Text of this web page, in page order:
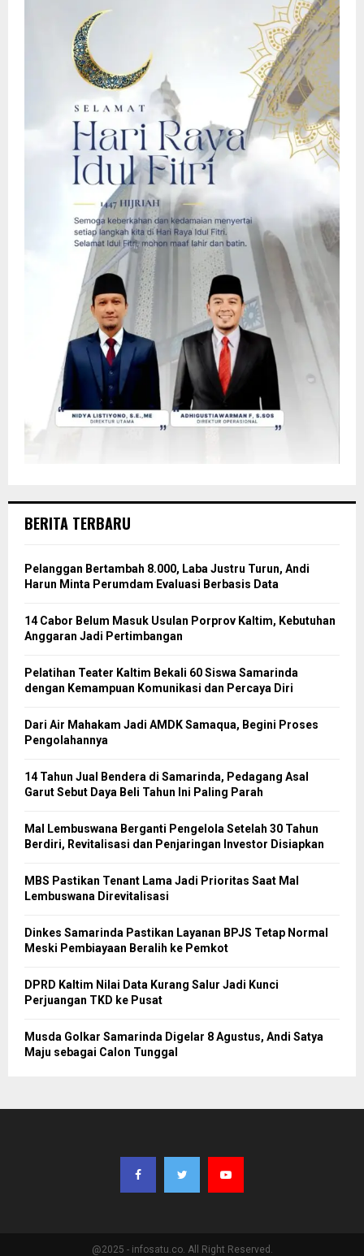
BERITA TERBARU
Pelanggan Bertambah 8.000, Laba Justru Turun, Andi
Harun Minta Perumdam Evaluasi Berbasis Data
14 Cabor Belum Masuk Usulan Porprov Kaltim, Kebutuhan
Anggaran Jadi Pertimbangan
Pelatihan Teater Kaltim Bekali 60 Siswa Samarinda
dengan Kemampuan Komunikasi dan Percaya Diri
Dari Air Mahakam Jadi AMDK Samaqua, Begini Proses
Pengolahannya
14 Tahun Jual Bendera di Samarinda, Pedagang Asal
Garut Sebut Daya Beli Tahun Ini Paling Parah
Mal Lembuswana Berganti Pengelola Setelah 30 Tahun
Berdiri, Revitalisasi dan Penjaringan Investor Disiapkan
MBS Pastikan Tenant Lama Jadi Prioritas Saat Mal
Lembuswana Direvitalisasi
Dinkes Samarinda Pastikan Layanan BPJS Tetap Normal
Meski Pembiayaan Beralih ke Pemkot
DPRD Kaltim Nilai Data Kurang Salur Jadi Kunci
Perjuangan TKD ke Pusat
Musda Golkar Samarinda Digelar 8 Agustus, Andi Satya
Maju sebagai Calon Tunggal
@2025 - infosatu.co. All Right Reserved.